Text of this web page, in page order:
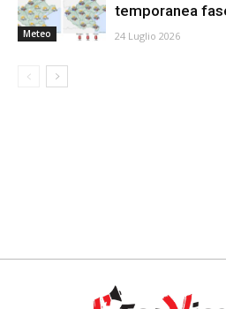
Meteo
temporanea
24 Luglio 2026